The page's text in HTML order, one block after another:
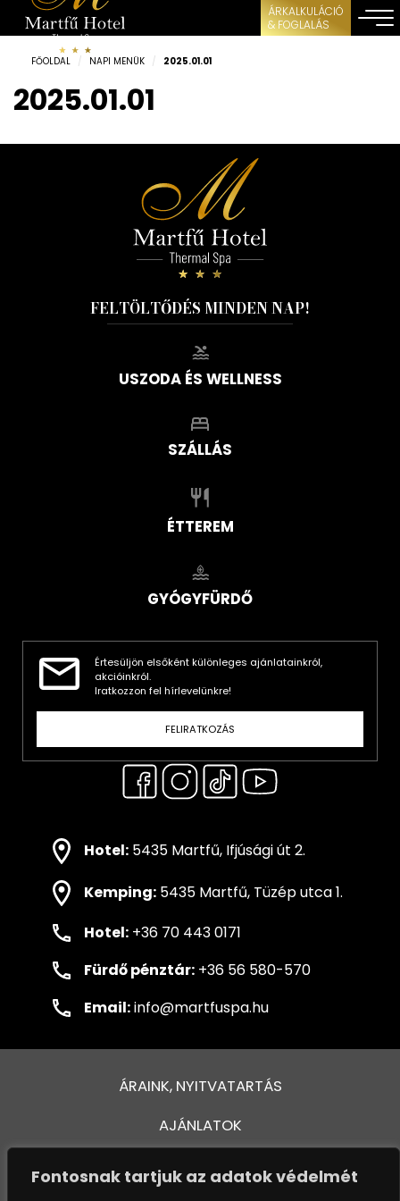
Fontosnak tartjuk az adatok védelmét
ÁRKALKULÁCIÓ
& FOGLALÁS
FŐOLDAL / NAPI MENÜK / 2025.01.01
2025.01.01
FELTÖLTŐDÉS MINDEN NAP!
USZODA ÉS WELLNESS
SZÁLLÁS
ÉTTEREM
GYÓGYFÜRDŐ
Értesüljön elsőként különleges ajánlatainkról,
akcióinkról.
Iratkozzon fel hírlevelünkre!
FELIRATKOZÁS
Hotel: 5435 Martfű, Ifjúsági út 2.
Kemping: 5435 Martfű, Tüzép utca 1.
Hotel: +36 70 443 0171
Fürdő pénztár: +36 56 580-570
Email:info@martfuspa.hu
ÁRAINK, NYITVATARTÁS
AJÁNLATOK